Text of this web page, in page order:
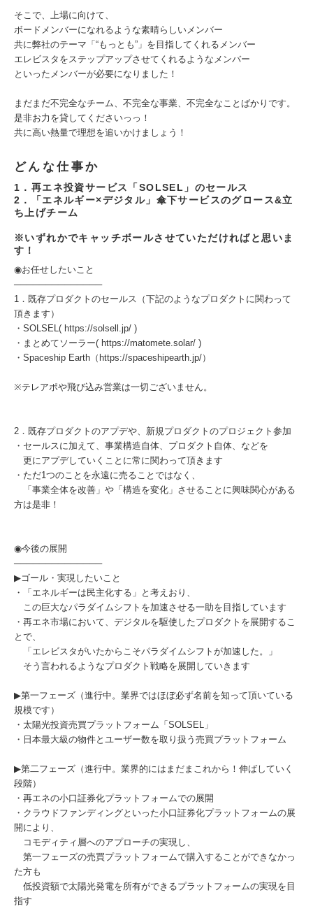
そこで、上場に向けて、
ボードメンバーになれるような素晴らしいメンバー
共に弊社のテーマ「“もっとも”」を目指してくれるメンバー
エレビスタをステップアップさせてくれるようなメンバー
といったメンバーが必要になりました！
まだまだ不完全なチーム、不完全な事業、不完全なことばかりです。
是非お力を貸してくださいっっ！
共に高い熱量で理想を追いかけましょう！
どんな仕事か
1．再エネ投資サービス「SOLSEL」のセールス
2．「エネルギー×デジタル」傘下サービスのグロース&立
ち上げチーム
※いずれかでキャッチボールさせていただければと思いま
す！
◉お任せしたいこと
──────────────
1．既存プロダクトのセールス（下記のようなプロダクトに関わって
頂きます）
・SOLSEL( https://solsell.jp/ )
・まとめてソーラー( https://matomete.solar/ )
・Spaceship Earth（https://spaceshipearth.jp/）
※テレアポや飛び込み営業は一切ございません。
2．既存プロダクトのアプデや、新規プロダクトのプロジェクト参加
・セールスに加えて、事業構造自体、プロダクト自体、などを
更にアプデしていくことに常に関わって頂きます
・ただ1つのことを永遠に売ることではなく、
「事業全体を改善」や「構造を変化」させることに興味関心がある
方は是非！
◉今後の展開
──────────────
▶︎ゴール・実現したいこと
・「エネルギーは民主化する」と考えおり、
この巨大なパラダイムシフトを加速させる一助を目指しています
・再エネ市場において、デジタルを駆使したプロダクトを展開するこ
とで、
「エレビスタがいたからこそパラダイムシフトが加速した。」
そう言われるようなプロダクト戦略を展開していきます
▶︎第一フェーズ（進行中。業界ではほぼ必ず名前を知って頂いている
規模です）
・太陽光投資売買プラットフォーム「SOLSEL」
・日本最大級の物件とユーザー数を取り扱う売買プラットフォーム
▶︎第二フェーズ（進行中。業界的にはまだまこれから！伸ばしていく
段階）
・再エネの小口証券化プラットフォームでの展開
・クラウドファンディングといった小口証券化プラットフォームの展
開により、
コモディティ層へのアプローチの実現し、
第一フェーズの売買プラットフォームで購入することができなかっ
た方も
低投資額で太陽光発電を所有ができるプラットフォームの実現を目
指す